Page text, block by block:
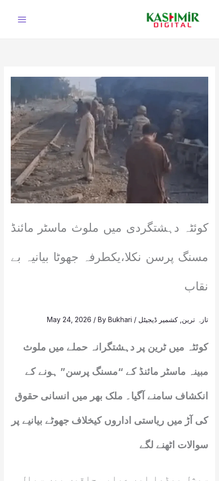
کوئٹہ دہشتگردی میں ملوث ماسٹر مائنڈ
مسنگ پرسن نکلا،یکطرفہ جھوٹا بیانیہ بے
نقاب
تازہ ترین کشمیر ڈیجیٹل /
May 24, 2026 / ByBukhari
کوئٹہ میں ٹرین پر دہشتگرانہ حملے میں ملوث
مبینہ ماسٹر مائنڈ کے “مسنگ پرسن” ہونے کے
انکشاف سامنے آگیا۔ ملک بھر میں انسانی حقوق
کی آڑ میں ریاستی اداروں کیخلاف جھوٹے بیانیے پر
سوالات اٹھنے لگے